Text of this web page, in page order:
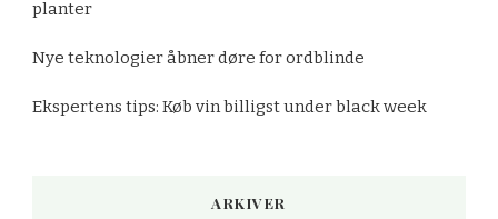
planter
Nye teknologier åbner døre for ordblinde
Ekspertens tips: Køb vin billigst under black week
ARKIVER